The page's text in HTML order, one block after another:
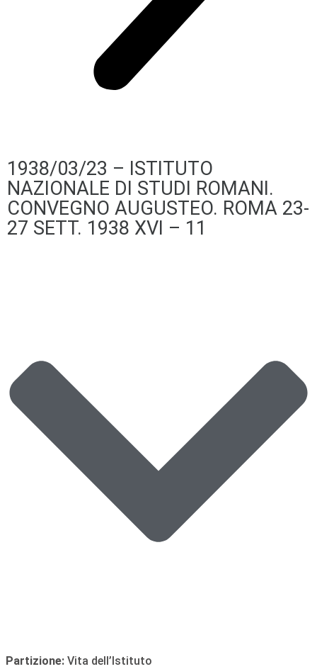
1938/03/23 – ISTITUTO
NAZIONALE DI STUDI ROMANI.
CONVEGNO AUGUSTEO. ROMA 23-
27 SETT. 1938 XVI – 11
Partizione: Vita dell’Istituto